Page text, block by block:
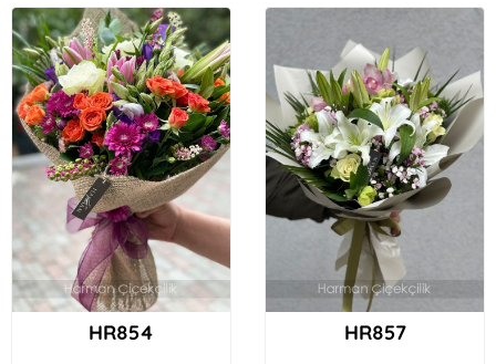
HR854 HR857